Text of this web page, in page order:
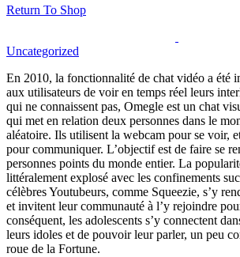
Return To Shop
Uncategorized
En 2010, la fonctionnalité de chat vidéo a été
aux utilisateurs de voir en temps réel leurs
qui ne connaissent pas, Omegle est un chat
qui met en relation deux personnes dans le
aléatoire. Ils utilisent la webcam pour se voir,
pour communiquer. L’objectif est de faire se
personnes points du monde entier. La
littéralement explosé avec les confinements
célèbres Youtubeurs, comme Squeezie, s’y
et invitent leur communauté à l’y rejoindre
conséquent, les adolescents s’y connectent
leurs idoles et de pouvoir leur parler, un peu
roue de la Fortune.